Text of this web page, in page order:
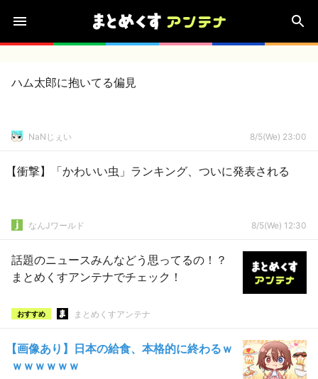
ハム太郎に抱いてる偏見
NaNじぇい 8/5(We) 23:00
【衝撃】「かわいい虫」ランキング、ついに発表される
なんJワールド 8/5(We) 12:30
話題のニュースみんなどう思ってるの！？
まとめくすアンテナでチェック！
おすすめ まとめくすアンテナ
【画像あり】日本の給食、本格的に終わるｗ
ｗｗｗｗｗｗ